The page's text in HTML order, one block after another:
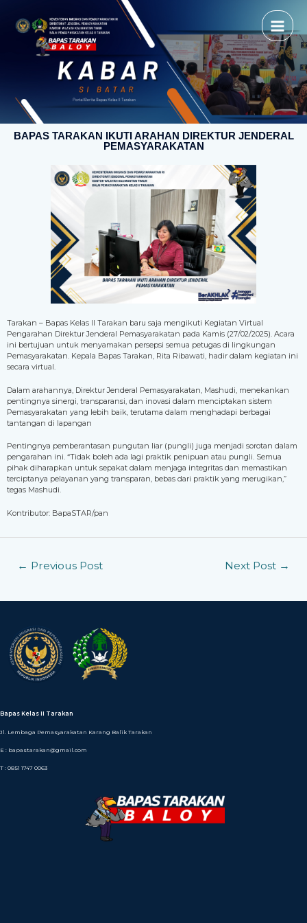
BAPAS TARAKAN IKUTI ARAHAN DIREKTUR JENDERAL
PEMASYARAKATAN
Tarakan – Bapas Kelas II Tarakan baru saja mengikuti Kegiatan Virtual
Pengarahan Direktur Jenderal Pemasyarakatan pada Kamis (27/02/2025). Acara
ini bertujuan untuk menyamakan persepsi semua petugas di lingkungan
Pemasyarakatan. Kepala Bapas Tarakan, Rita Ribawati, hadir dalam kegiatan ini
secara virtual.
Dalam arahannya, Direktur Jenderal Pemasyarakatan, Mashudi, menekankan
pentingnya sinergi, transparansi, dan inovasi dalam menciptakan sistem
Pemasyarakatan yang lebih baik, terutama dalam menghadapi berbagai
tantangan di lapangan
Pentingnya pemberantasan pungutan liar (pungli) juga menjadi sorotan dalam
pengarahan ini. “Tidak boleh ada lagi praktik penipuan atau pungli. Semua
pihak diharapkan untuk sepakat dalam menjaga integritas dan memastikan
terciptanya pelayanan yang transparan, bebas dari praktik yang merugikan,”
tegas Mashudi.
Kontributor: BapaSTAR/pan
← Previous Post Next Post →
Bapas Kelas II Tarakan
Jl. Lembaga Pemasyarakatan Karang Balik Tarakan
E : bapastarakan@gmail.com
T : 0851 1747 0063